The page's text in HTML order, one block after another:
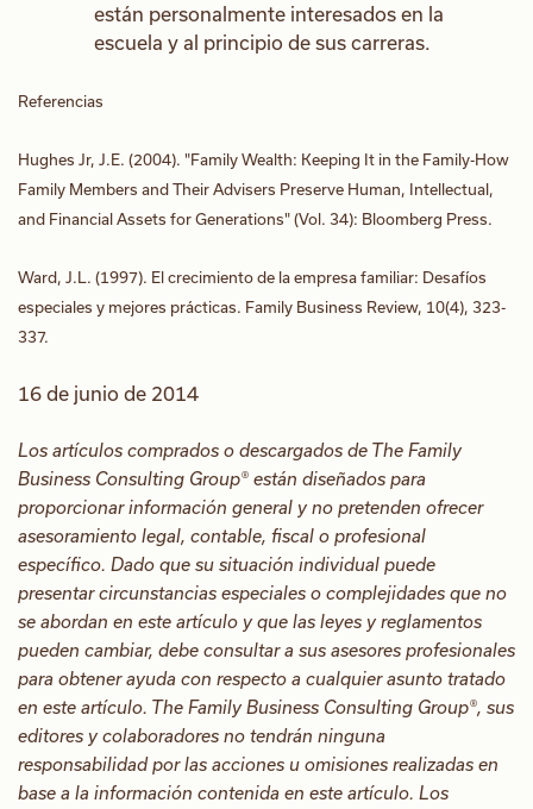
están personalmente interesados en la
escuela y al principio de sus carreras.
Referencias
Hughes Jr, J.E. (2004). "Family Wealth: Keeping It in the Family-How
Family Members and Their Advisers Preserve Human, Intellectual,
and Financial Assets for Generations" (Vol. 34): Bloomberg Press.
Ward, J.L. (1997). El crecimiento de la empresa familiar: Desafíos
especiales y mejores prácticas. Family Business Review, 10(4), 323-
337.
16 de junio de 2014
Los artículos comprados o descargados de The Family
Business Consulting Group® están diseñados para
proporcionar información general y no pretenden ofrecer
asesoramiento legal, contable, fiscal o profesional
específico. Dado que su situación individual puede
presentar circunstancias especiales o complejidades que no
se abordan en este artículo y que las leyes y reglamentos
pueden cambiar, debe consultar a sus asesores profesionales
para obtener ayuda con respecto a cualquier asunto tratado
en este artículo. The Family Business Consulting Group®, sus
editores y colaboradores no tendrán ninguna
responsabilidad por las acciones u omisiones realizadas en
base a la información contenida en este artículo. Los